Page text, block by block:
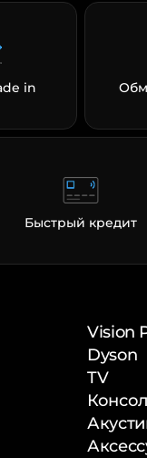
in
Быстрый кредит
Vision
Dyson
TV